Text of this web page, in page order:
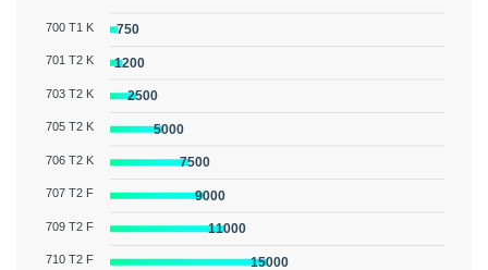
700 T1 K
701 T2 K
703 T2 K
705 T2 K
706 T2 K
707 T2 F
709 T2 F
710 T2 F
750
1200
2500
5000
7500
9000
11000
15000